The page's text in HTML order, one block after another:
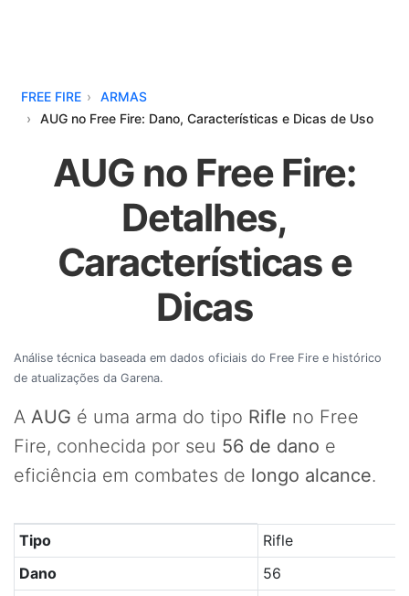
FREE FIRE
ARMAS
AUG no Free Fire: Dano, Características e Dicas de Uso
AUG no Free Fire:
Detalhes,
Características e
Dicas
Análise técnica baseada em dados oficiais do Free Fire e histórico
de atualizações da Garena.
A AUG é uma arma do tipo Rifle no Free
Fire, conhecida por seu 56 de dano e
eficiência em combates de longo alcance.
Tabela com os principais atributos da arma AUG no
Tipo
Rifle
Dano
56